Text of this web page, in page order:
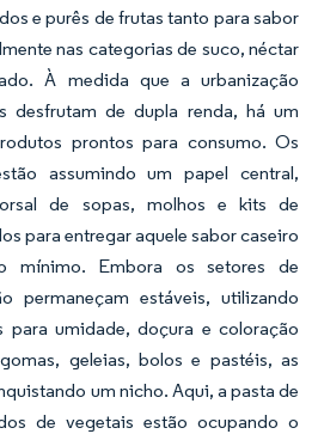
e purês de frutas tanto para sabor
nas categorias de suco, néctar
À medida que a urbanização
desfrutam de dupla renda, há um
prontos para consumo. Os
assumindo um papel central,
de sopas, molhos e kits de
para entregar aquele sabor caseiro
mínimo. Embora os setores de
permaneçam estáveis, utilizando
para umidade, doçura e coloração
geleias, bolos e pastéis, as
um nicho. Aqui, a pasta de
de vegetais estão ocupando o